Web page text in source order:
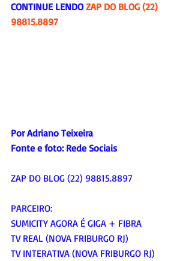
CONTINUE LENDO ZAP DO BLOG (22)
98815.8897
Por Adriano Teixeira
Fonte e foto: Rede Sociais
ZAP DO BLOG (22) 98815.8897
PARCEIRO:
SUMICITY AGORA É GIGA + FIBRA
TV REAL (NOVA FRIBURGO RJ)
TV INTERATIVA (NOVA FRIBURGO RJ)